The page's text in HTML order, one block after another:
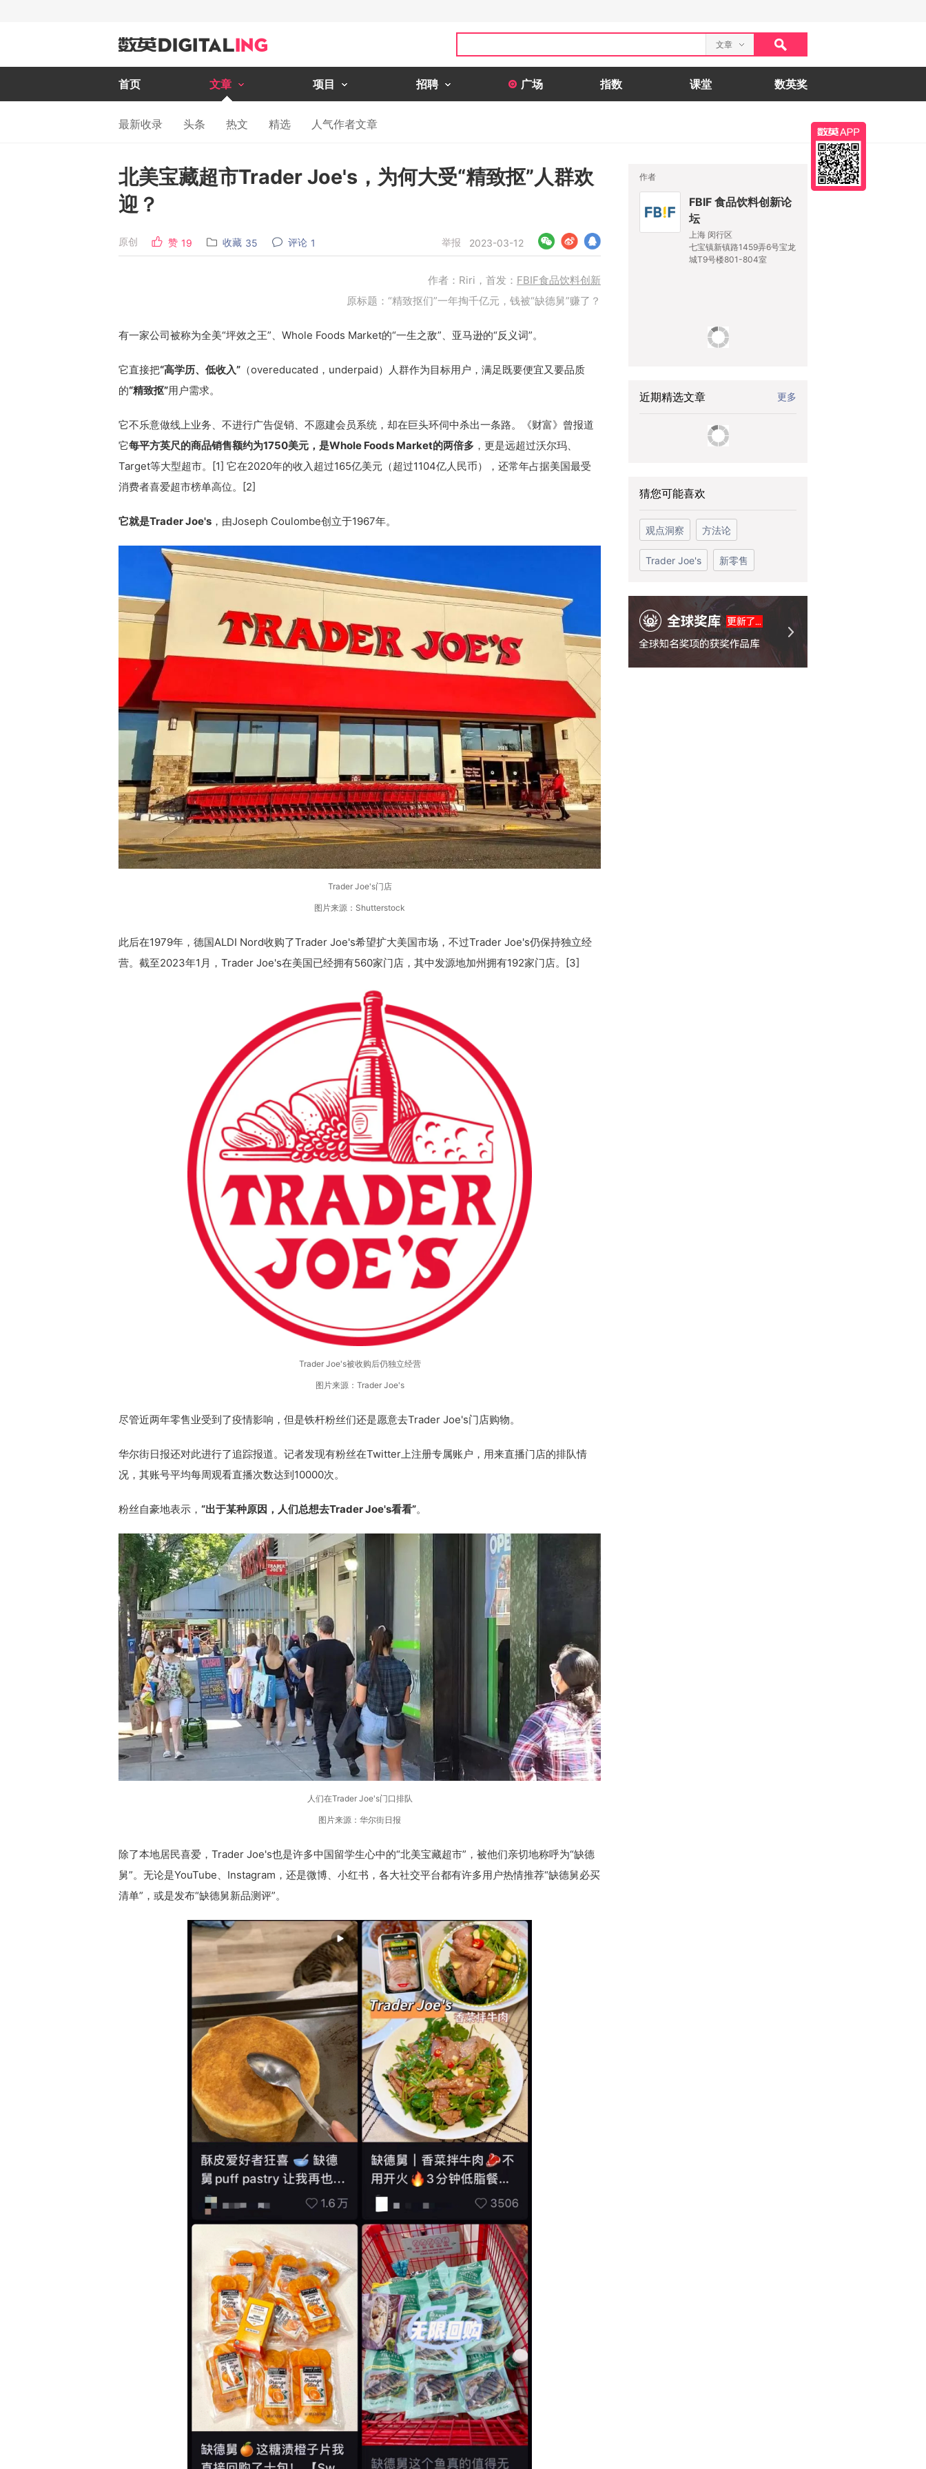
文章
首页 文章 项目 招聘 广场 指数 课堂 数英奖
最新收录 头条 热文 精选 人气作者文章
北美宝藏超市Trader Joe's，为何大受“精致抠”人群欢
迎？
原创 赞 19 收藏 35 评论 1 举报 2023-03-12
作者：Riri，首发： FBIF食品饮料创新
原标题：“精致抠们”一年掏千亿元，钱被“缺德舅”赚了？
有一家公司被称为全美“坪效之王”、Whole Foods Market的“一生之敌”、亚马逊的“反义词”。
它直接把“高学历、低收入” （overeducated，underpaid）人群作为目标用户，满足既要便宜又要品质
的“精致抠”用户需求。
它不乐意做线上业务、不进行广告促销、不愿建会员系统，却在巨头环伺中杀出一条路。《财富》曾报道
它每平方英尺的商品销售额约为1750美元，是Whole Foods Market的两倍多 ，更是远超过沃尔玛、
Target等大型超市。[1] 它在2020年的收入超过165亿美元（超过1104亿人民币），还常年占据美国最受
消费者喜爱超市榜单高位。[2]
它就是Trader Joe's ，由Joseph Coulombe创立于1967年。
Trader Joe's门店
图片来源：Shutterstock
此后在1979年，德国ALDI Nord收购了Trader Joe's希望扩大美国市场，不过Trader Joe's仍保持独立经
营。截至2023年1月，Trader Joe's在美国已经拥有560家门店，其中发源地加州拥有192家门店。[3]
Trader Joe's被收购后仍独立经营
图片来源：Trader Joe's
尽管近两年零售业受到了疫情影响，但是铁杆粉丝们还是愿意去Trader Joe's门店购物。
华尔街日报还对此进行了追踪报道。记者发现有粉丝在Twitter上注册专属账户，用来直播门店的排队情
况，其账号平均每周观看直播次数达到10000次。
粉丝自豪地表示， “出于某种原因，人们总想去Trader Joe's看看”。
人们在Trader Joe's门口排队
图片来源：华尔街日报
除了本地居民喜爱，Trader Joe's也是许多中国留学生心中的“北美宝藏超市”，被他们亲切地称呼为“缺德
舅”。无论是YouTube、Instagram，还是微博、小红书，各大社交平台都有许多用户热情推荐“缺德舅必买
清单”，或是发布“缺德舅新品测评”。
作者
FBIF 食品饮料创新论
坛
上海 闵行区
七宝镇新镇路1459弄6号宝龙
城T9号楼801-804室
近期精选文章 更多
猜您可能喜欢
观点洞察 方法论
Trader Joe's 新零售